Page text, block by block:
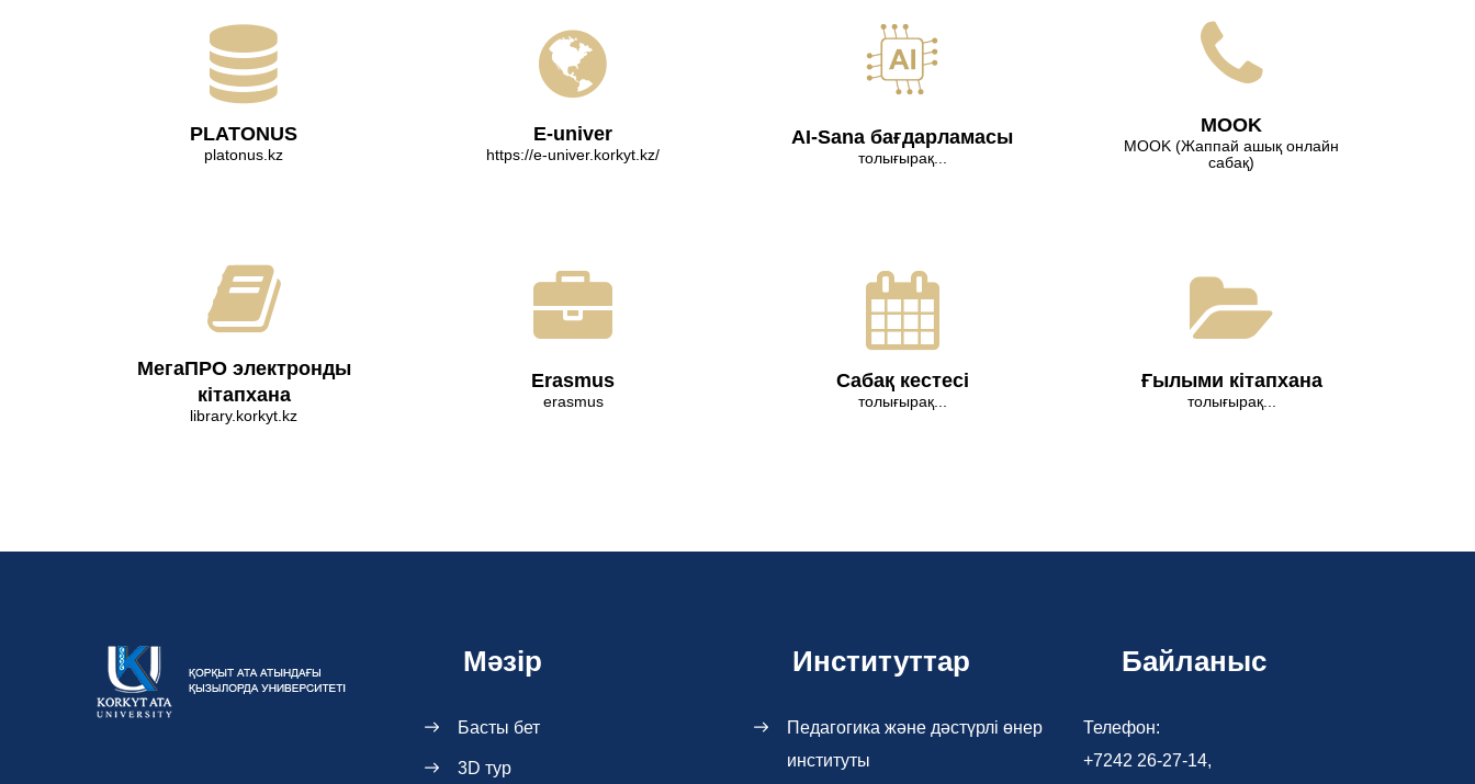
PLATONUS
platonus.kz
E-univer
https://e-univer.korkyt.kz/
AI-Sana бағдарламасы
толығырақ...
МООK
МООK (Жаппай ашық онлайн
сабақ)
МегаПРО электронды
кітапхана
library.korkyt.kz
Erasmus
erasmus
Сабақ кестесі
толығырақ...
Ғылыми кітапхана
толығырақ...
Мәзір
Басты бет
3D тур
Институттар
Педагогика және дәстүрлі өнер
институты
Байланыс
Телефон:
+7242 26-27-14,